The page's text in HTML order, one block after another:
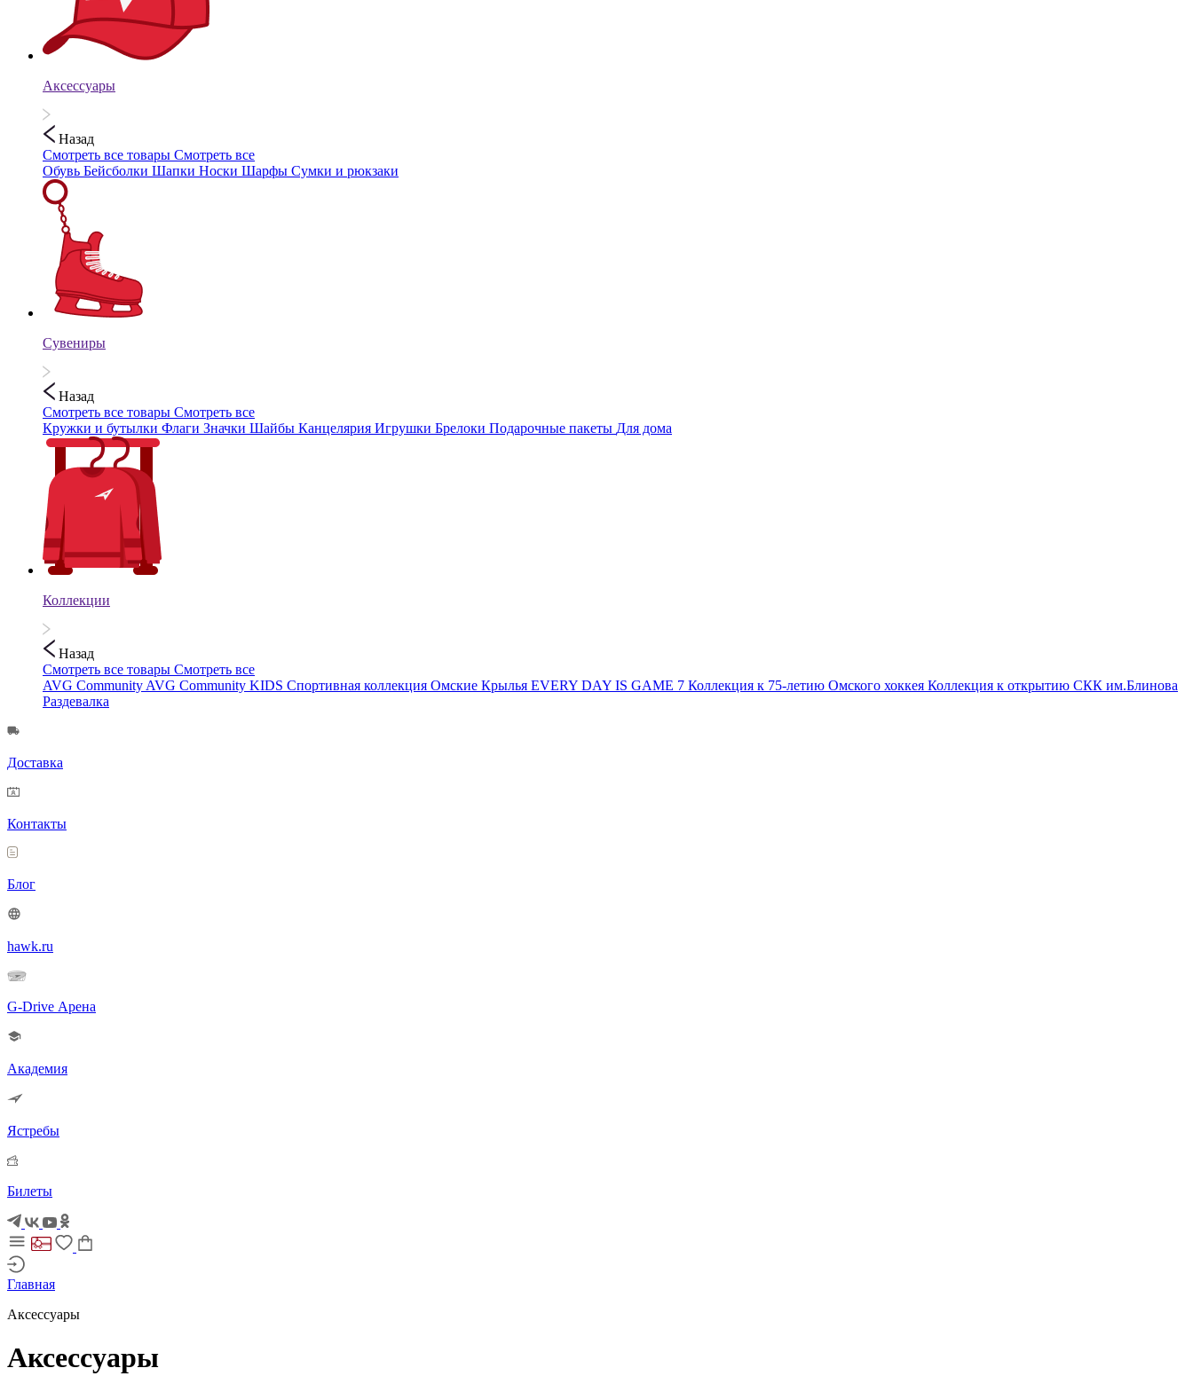
Аксессуары
Назад
Смотреть все товары Смотреть все
Обувь Бейсболки Шапки Носки Шарфы Сумки и рюкзаки
Сувениры
Назад
Смотреть все товары Смотреть все
Кружки и бутылки Флаги Значки Шайбы Канцелярия Игрушки Брелоки Подарочные пакеты Для дома
Коллекции
Назад
Смотреть все товары Смотреть все
AVG Community AVG Community KIDS Спортивная коллекция Омские Крылья EVERY DAY IS GAME 7 Коллекция к 75-летию Омского хоккея Коллекция к открытию СКК им.Блинова
Раздевалка
Доставка
Контакты
Блог
hawk.ru
G-Drive Арена
Академия
Ястребы
Билеты
Главная
Аксессуары
Аксессуары